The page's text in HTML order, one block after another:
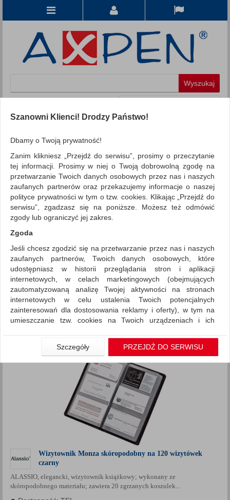
WSZYSTKIE KATEGORIE
FILTRY
Więcej
REKLAMA
AKTUALNOŚCI
Drobne akcesoria biurowe Wizytowniki
ZNALEZIONYCH PRODUKTÓW: 15 Porównaj (0)
Sortuj po Standardowe
Pokaż produktów
Siatka Lista
1 2
Wizytownik Monza skóropodobny na 120 wizytówek
czarny
ALASSIO, elegancki, wizytownik książkowy; wykonany ze
skóropodobnego materiału; zawiera 20 zgrzanych koszulek...
Szanowni Klienci! Drodzy Państwo!
Dbamy o Twoją prywatność!
Zanim klikniesz „Przejdź do serwisu”, prosimy o przeczytanie
tej informacji. Prosimy w niej o Twoją dobrowolną zgodę na
przetwarzanie Twoich danych osobowych przez nas i naszych
zaufanych partnerów oraz przekazujemy informacje o naszej
polityce prywatności w tym o tzw. cookies. Klikając „Przejdź do
serwisu”, zgadzasz się na poniższe. Możesz też odmówić
zgody lub ograniczyć jej zakres.
Zgoda
Jeśli chcesz zgodzić się na przetwarzanie przez nas i naszych
zaufanych partnerów, Twoich danych osobowych, które
udostępniasz w historii przeglądania stron i aplikacji
internetowych, w celach marketingowych (obejmujących
zautomatyzowaną analizę Twojej aktywności na stronach
internetowych w celu ustalenia Twoich potencjalnych
zainteresowań dla dostosowania reklamy i oferty), w tym na
umieszczanie tzw. cookies na Twoich urządzeniach i ich
Jeśli nie chcesz wyrazić zgody lub ograniczyć jej zakres, kliknij
„Szczegóły”, gdzie znajdziesz wszelkie informacje o tym jak to
zrobić . Te same informacje znajdziesz także na podstronie z
naszą polityką prywatności obowiązującą od 25 maja 2018.
W przypadku użytkowników zalogowanych, aby umożliwić
prawidłową realizację Umowy z Państwem i związane z tym
prawidłowe działanie naszej strony www, a w szczególności
np. wysłanie potwierdzenia zamówienia na Państwa email lub
wyświetlenie Państwu prawidłowych informacji o promocjach
czy cenach indywidualnych, ważna jest Państwa wcześniejsza
zgoda której udzieliliście podczas zakładania konta.
Każda Państwa zgoda jest dobrowolna i można ją w dowolnym
momencie wycofać.
Szczegóły PRZEJDŹ DO SERWISU